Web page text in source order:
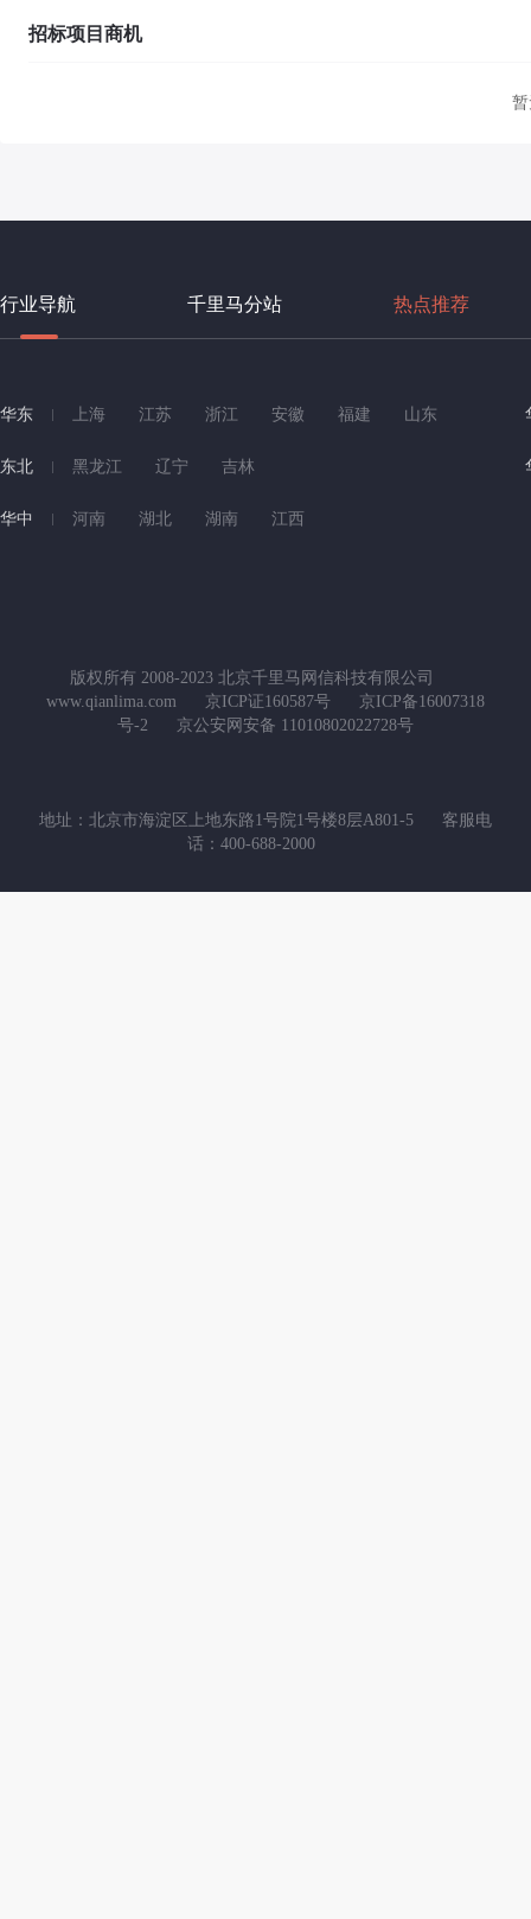
招标项目商机
行业导航 千里马分站 热点推荐
华东 上海 江苏 浙江 安徽 福建 山东
东北 黑龙江 辽宁 吉林
华中 河南 湖北 湖南 江西
版权所有 2008-2023 北京千里马网信科技有限公司
www.qianlima.com
京ICP证160587号
京ICP备16007318
号-2
京公安网安备 11010802022728号
地址：北京市海淀区上地东路1号院1号楼8层A801-5
客服电
话：400-688-2000